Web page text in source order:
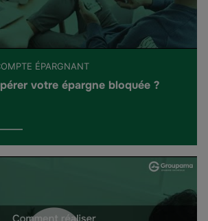
ÉPARGNANT
votre épargne bloquée ?